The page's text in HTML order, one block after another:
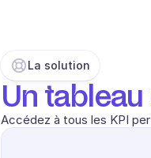
La solution
Un
Accédez à tous les KPI